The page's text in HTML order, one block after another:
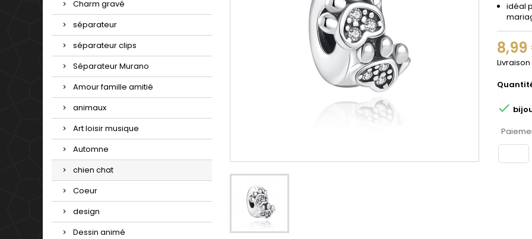
Charm gravé
séparateur
séparateur clips
Séparateur Murano
Amour famille amitié
animaux
Art loisir musique
Automne
chien chat
Coeur
design
Dessin animé
idéal
